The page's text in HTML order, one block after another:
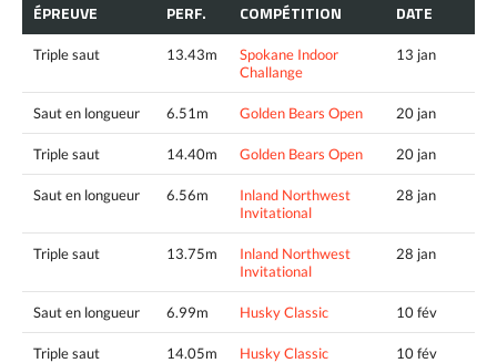
ÉPREUVE PERF. COMPÉTITION DATE
Triple saut 13.43m
Spokane Indoor
Challange
13 jan
Saut en longueur 6.51m Golden Bears Open 20 jan
Triple saut 14.40m Golden Bears Open 20 jan
Saut en longueur 6.56m
Inland Northwest
Invitational
28 jan
Triple saut 13.75m
Inland Northwest
Invitational
28 jan
Saut en longueur 6.99m Husky Classic 10 fév
Triple saut 14.05m Husky Classic 10 fév